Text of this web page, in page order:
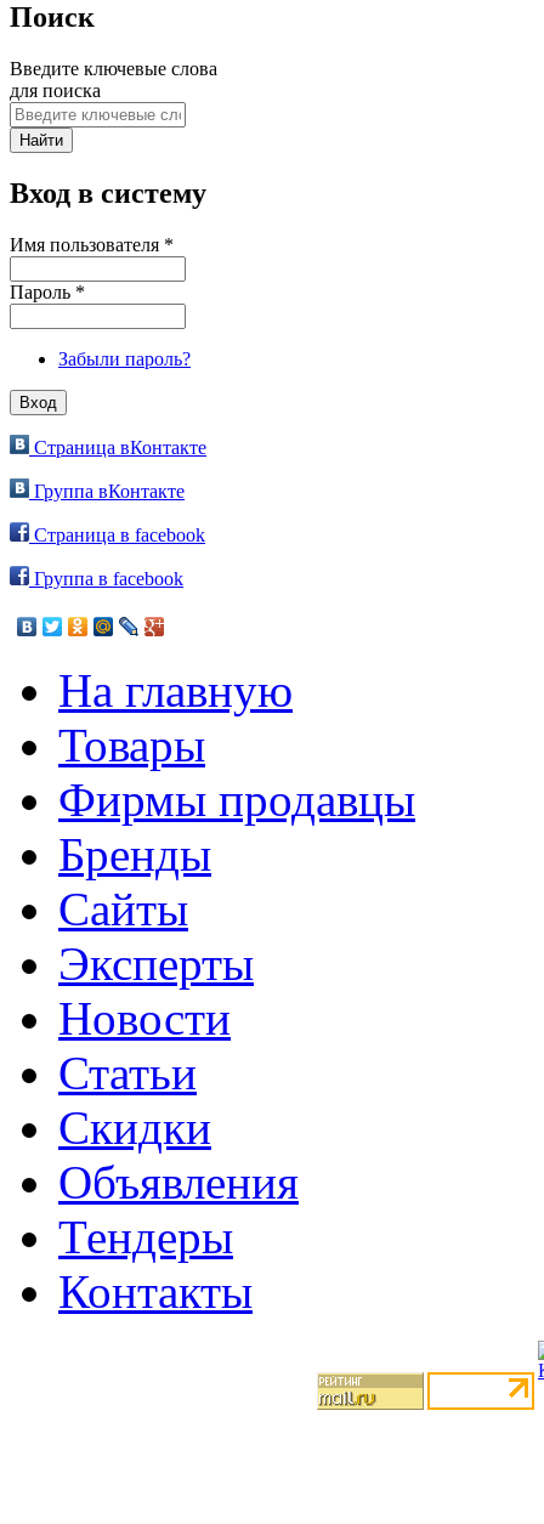
Поиск
Введите ключевые слова
для поиска
Вход в систему
Имя пользователя *
Пароль *
Забыли пароль?
Страница вКонтакте
Группа вКонтакте
Страница в facebook
Группа в facebook
На главную
Товары
Фирмы продавцы
Бренды
Сайты
Эксперты
Новости
Статьи
Скидки
Объявления
Тендеры
Контакты